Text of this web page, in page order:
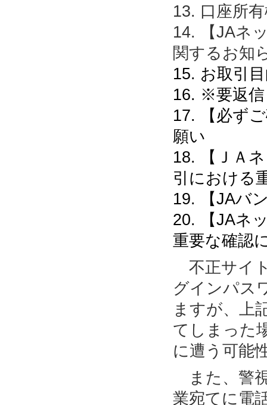
13. 口座所
14. 【JAネ
関するお知
15. お取引
16. ※要返信
17. 【必ず
願い
18. 【ＪＡ
引における
19. 【JAバ
20. 【JAネ
重要な確認
不正サイ
グインパス
ますが、上
てしまった
に遭う可能
また、警
業宛てに電